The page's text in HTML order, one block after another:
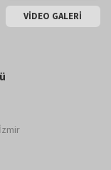
VİDEO GALERİ